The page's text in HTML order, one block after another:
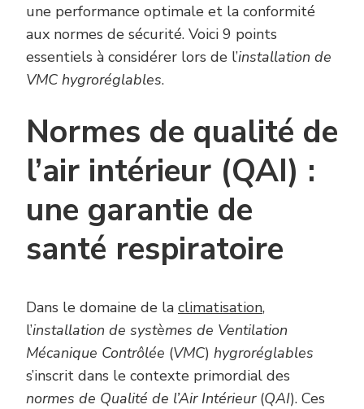
une performance optimale et la conformité
aux normes de sécurité. Voici 9 points
essentiels à considérer lors de l’installation de
VMC hygroréglables.
Normes de qualité de
l’air intérieur (QAI) :
une garantie de
santé respiratoire
Dans le domaine de la climatisation,
l’installation de systèmes de Ventilation
Mécanique Contrôlée (VMC) hygroréglables
s’inscrit dans le contexte primordial des
normes de Qualité de l’Air Intérieur(QAI). Ces